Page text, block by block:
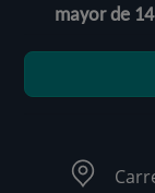
mayor de